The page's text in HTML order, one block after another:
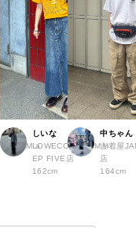
by JAM a
しいな
LOWECO by JAM H
EP FIVE店
162cm
中ちゃん
古着屋
店
164cm